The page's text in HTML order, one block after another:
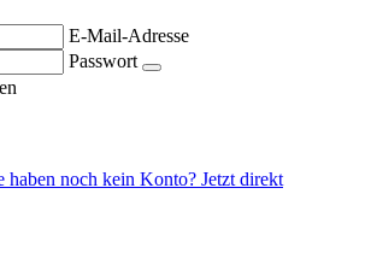
E-Mail-Adresse
Passwort
haben noch kein Konto? Jetzt direkt